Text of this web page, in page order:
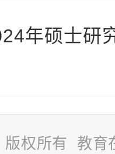
年硕士研
版权所有 教育